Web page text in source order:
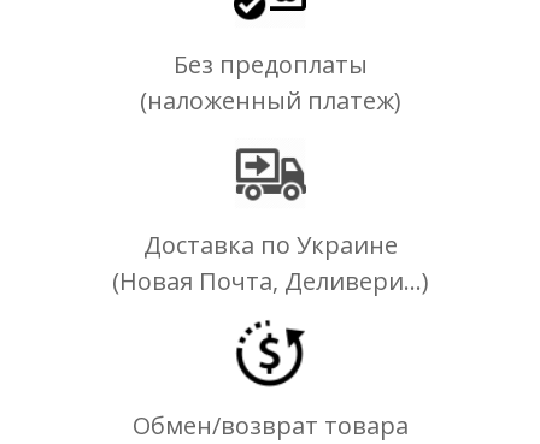
Без предоплаты
(наложенный платеж)
Доставка по Украине
(Новая Почта, Деливери...)
Обмен/возврат товара